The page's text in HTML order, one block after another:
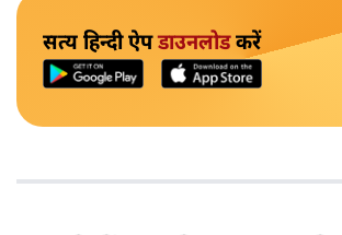
सत्य हिन्दी ऐपडाउनलोडकरें